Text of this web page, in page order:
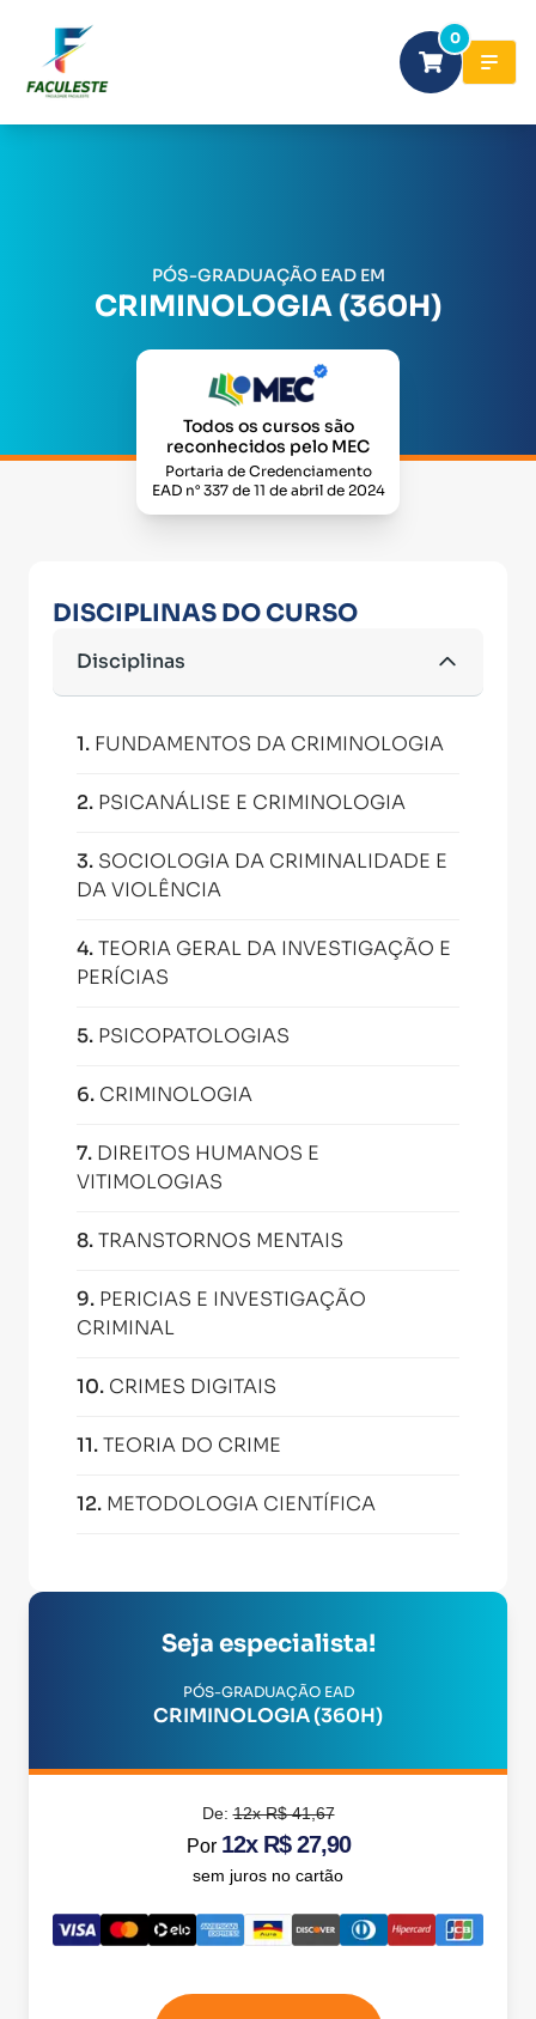
0
PÓS-GRADUAÇÃO EAD EM
CRIMINOLOGIA (360H)
Todos os cursos são
reconhecidos pelo MEC
Portaria de Credenciamento
EAD n° 337 de 11 de abril de 2024
DISCIPLINAS DO CURSO
Disciplinas
1. FUNDAMENTOS DA CRIMINOLOGIA
2. PSICANÁLISE E CRIMINOLOGIA
3. SOCIOLOGIA DA CRIMINALIDADE E
DA VIOLÊNCIA
4.TEORIA GERAL DA INVESTIGAÇÃO E
PERÍCIAS
5. PSICOPATOLOGIAS
6. CRIMINOLOGIA
7. DIREITOS HUMANOS E
VITIMOLOGIAS
8.TRANSTORNOS MENTAIS
9. PERICIAS E INVESTIGAÇÃO
CRIMINAL
10. CRIMES DIGITAIS
11.TEORIA DO CRIME
12. METODOLOGIA CIENTÍFICA
Seja especialista!
PÓS-GRADUAÇÃO EAD
CRIMINOLOGIA (360H)
De:12x R$ 41,67
Por 12x R$ 27,90
sem juros no cartão